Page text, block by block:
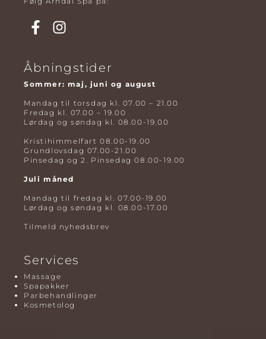
Åbningstider
Sommer: maj, juni og august
Mandag til torsdag kl. 07.00 – 21.00
Fredag kl. 07.00 – 19.00
Lørdag og søndag kl. 08.00-19.00
Kristihimmelfart 08.00-19.00
Grundlovsdag 07.00-21.00
Pinsedag og 2. Pinsedag 08.00-19.00
Juli måned
Mandag til fredag kl. 07.00-19.00
Lørdag og søndag kl. 08.00-17.00
Tilmeld nyhedsbrev
Services
Massage
Spapakker
Parbehandlinger
Kosmetolog